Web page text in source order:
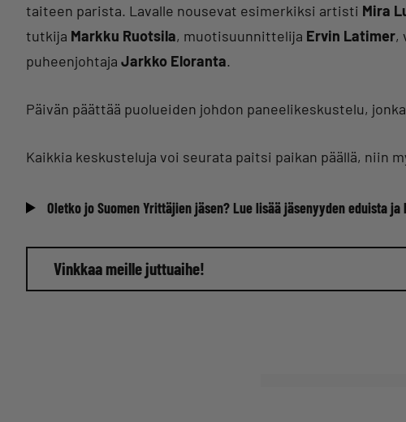
taiteen parista. Lavalle nousevat esimerkiksi artisti Mira
tutkija Markku Ruotsila, muotisuunnittelija Ervin Latimer,
puheenjohtaja Jarkko Eloranta.
Päivän päättää puolueiden johdon paneelikeskustelu,
Kaikkia keskusteluja voi seurata paitsi paikan päällä, niin
Oletko jo Suomen Yrittäjien jäsen? Lue lisää jäsenyyden eduista ja
Vinkkaa meille juttuaihe!